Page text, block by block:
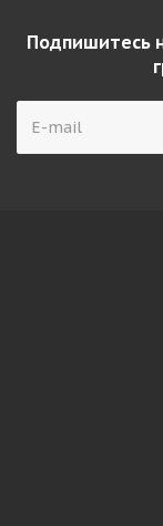
Подпишитесь